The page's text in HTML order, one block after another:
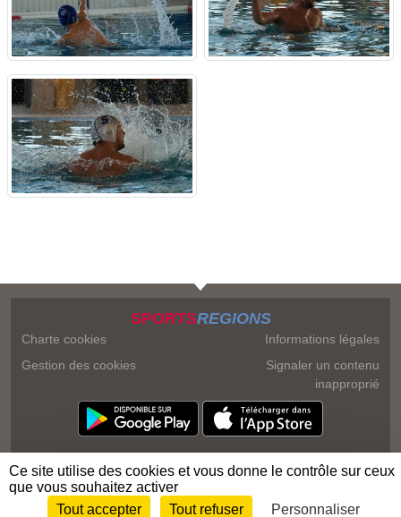
SPORTSREGIONS
Charte cookies
Gestion des cookies
Informations légales
Signaler un contenu
inapproprié
Envie de participer ? Connexion
Ce site utilise des cookies et vous donne le contrôle sur ceux
que vous souhaitez activer
Tout accepter
Tout refuser Personnaliser